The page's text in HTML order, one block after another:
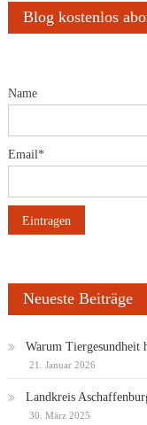
Blog kostenlos
Name
Email*
Neueste Beiträge
Warum Tiergesundheit
21. Januar 2026
Landkreis
30. März 2025